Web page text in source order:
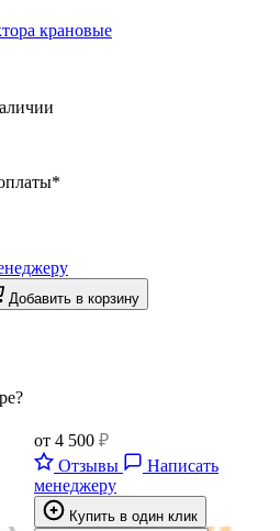
крановые
Добавить в корзину
от 4 500 ₽
Отзывы
Написать
менеджеру
Купить в один клик